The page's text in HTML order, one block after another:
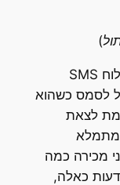
למה לעצור פה? העציצים יכולים לשלוח SMS
לסמס כשהוא
מת לצאת
מתמלא
מכירה כמה
כאלה,